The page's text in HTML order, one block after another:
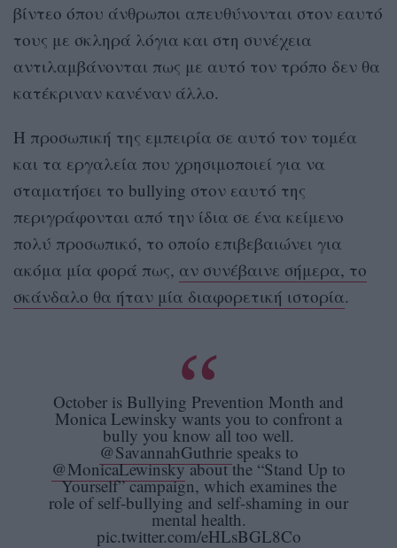
βίντεο όπου άνθρωποι απευθύνονται στον εαυτό
τους με σκληρά λόγια και στη συνέχεια
αντιλαμβάνονται πως με αυτό τον τρόπο δεν θα
κατέκριναν κανέναν άλλο.
Η προσωπική της εμπειρία σε αυτό τον τομέα
και τα εργαλεία που χρησιμοποιεί για να
σταματήσει το bullying στον εαυτό της
περιγράφονται από την ίδια σε ένα κείμενο
πολύ προσωπικό, το οποίο επιβεβαιώνει για
ακόμα μία φορά πως, αν συνέβαινε σήμερα, το
σκάνδαλο θα ήταν μία διαφορετική ιστορία.
October is Bullying Prevention Month and
Monica Lewinsky wants you to confront a
bully you know all too well.
@SavannahGuthriespeaks to
@MonicaLewinskyabout the “Stand Up to
Yourself” campaign, which examines the
role of self-bullying and self-shaming in our
mental health.
pic.twitter.com/eHLsBGL8Co